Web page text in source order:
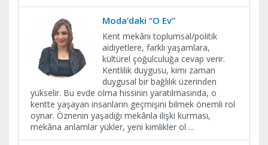
Moda’daki “O Ev”
Kent mekânı toplumsal/politik
aidiyetlere, farklı yaşamlara,
kültürel çoğulculuğa cevap verir.
Kentlilik duygusu, kimi zaman
duygusal bir bağlılık üzerinden
yükselir. Bu evde olma hissinin yaratılmasında, o
kentte yaşayan insanların geçmişini bilmek önemli rol
oynar. Öznenin yaşadığı mekânla ilişki kurması,
mekâna anlamlar yükler, yeni kimlikler ol ...